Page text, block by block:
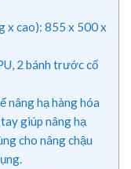
x cao): 855 x 500 x
2 bánh trước cố
nâng hạ hàng hóa
giúp nâng hạ
cho nâng chậu